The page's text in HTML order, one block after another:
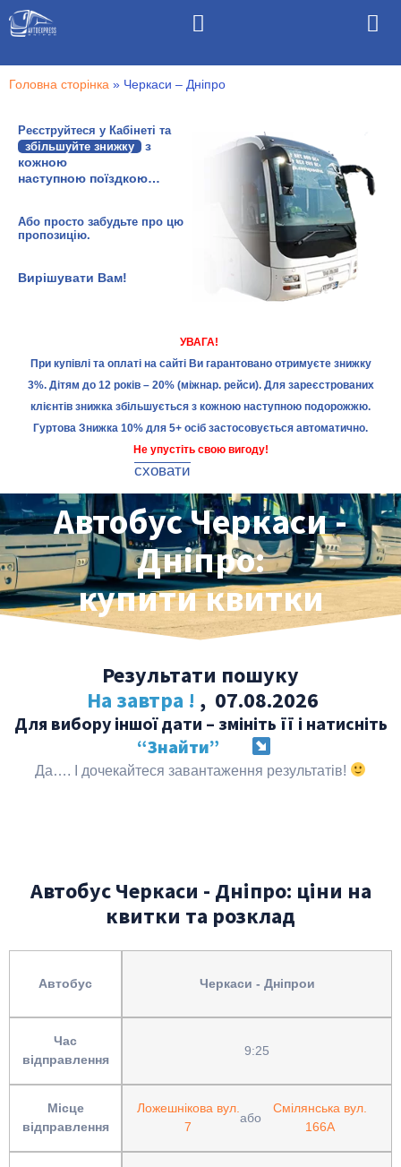
Головна сторінка » Черкаси – Дніпро
Реєструйтеся у Кабінеті та
збільшуйте знижку з
кожною
наступною поїздкою…
Або просто забудьте про цю
пропозицію.
Вирішувати Вам!
УВАГА!
При купівлі та оплаті на сайті Ви гарантовано отримуєте знижку
3%. Дітям до 12 років – 20% (міжнар. рейси). Для зареєстрованих
клієнтів знижка збільшується з кожною наступною подорожжю.
Гуртова Знижка 10% для 5+ осіб застосовується автоматично.
Не упустіть свою вигоду!
сховати
Автобус Черкаси -
Дніпро:
купити квитки
Результати пошуку
На завтра ! , 07.08.2026
Для вибору іншої дати – змініть її і натисніть
“Знайти”
Да…. І дочекайтеся завантаження результатів!
Автобус Черкаси - Дніпро: ціни на
квитки та розклад
Автобус
Час
відправлення
Місце
відправлення
Черкаси - Дніпрои
9:25
Ложешнікова вул.
7
або
Смілянська вул.
166А